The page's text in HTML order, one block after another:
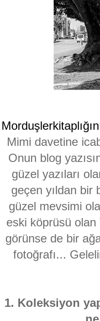
Mimi davetine
Onun blog
güzel yazıları
geçen yıldan bir
güzel mevsimi
eski köprüsü olan
görünse de bir
fotoğrafı...
1. Koleksiyon